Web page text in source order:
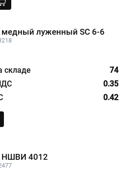
медный луженный SC 6-6
74
0.35
0.42
НШВИ 4012